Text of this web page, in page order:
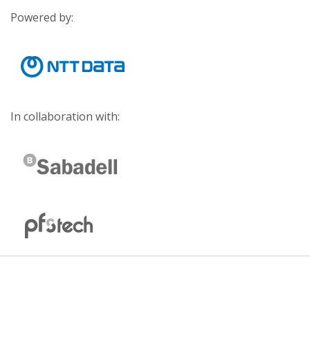
Powered by:
In collaboration with: